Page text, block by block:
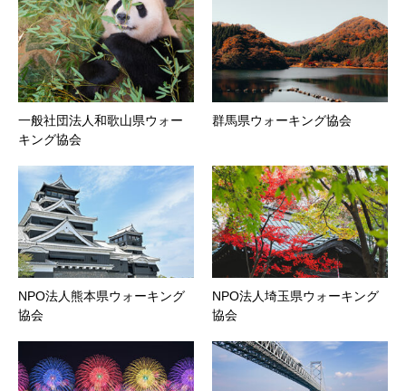
一般社団法人和歌山県ウォー
キング協会
群馬県ウォーキング協会
NPO法人熊本県ウォーキング
協会
NPO法人埼玉県ウォーキング
協会